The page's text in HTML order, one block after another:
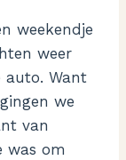
weekendje
weer
auto. Want
we
van
was om